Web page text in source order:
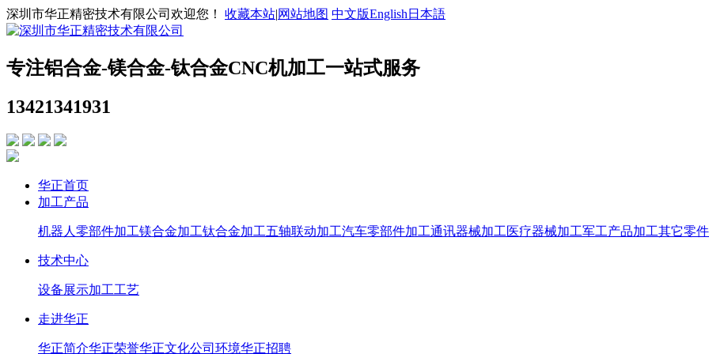
深圳市华正精密技术有限公司欢迎您！ 收藏本站|网站地图 中文版English 日本語
专注铝合金-镁合金-钛合金CNC机加工一站式服务
13421341931
华正首页
加工产品
机器人零部件加工镁合金加工钛合金加工五轴联动加工汽车零部件加工通讯器械加工医疗器械加工军工产品加工其它零
技术中心
设备展示加工工艺
走进华正
华正简介华正荣誉华正文化公司环境华正招聘